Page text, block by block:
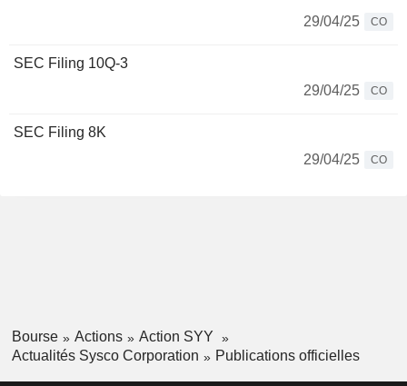
29/04/25
CO
SEC Filing 10Q-3
29/04/25
CO
SEC Filing 8K
29/04/25
CO
Bourse Actions
Action SYY
Actualités Sysco Corporation
Publications officielles